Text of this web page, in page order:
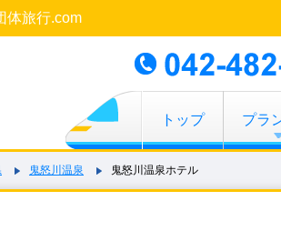
体旅行.com
トップ プラ
鬼怒川温泉 鬼怒川温泉ホテル